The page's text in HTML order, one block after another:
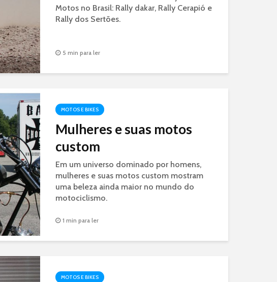
Motos no Brasil: Rally dakar, Rally Cerapió e
Rally dos Sertões.
5 min para ler
MOTOS E BIKES
Mulheres e suas motos
custom
Em um universo dominado por homens,
mulheres e suas motos custom mostram
uma beleza ainda maior no mundo do
motociclismo.
1 min para ler
MOTOS E BIKES